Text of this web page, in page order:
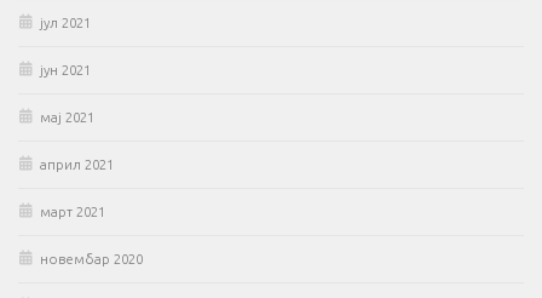
јул 2021
јун 2021
мај 2021
април 2021
март 2021
новембар 2020